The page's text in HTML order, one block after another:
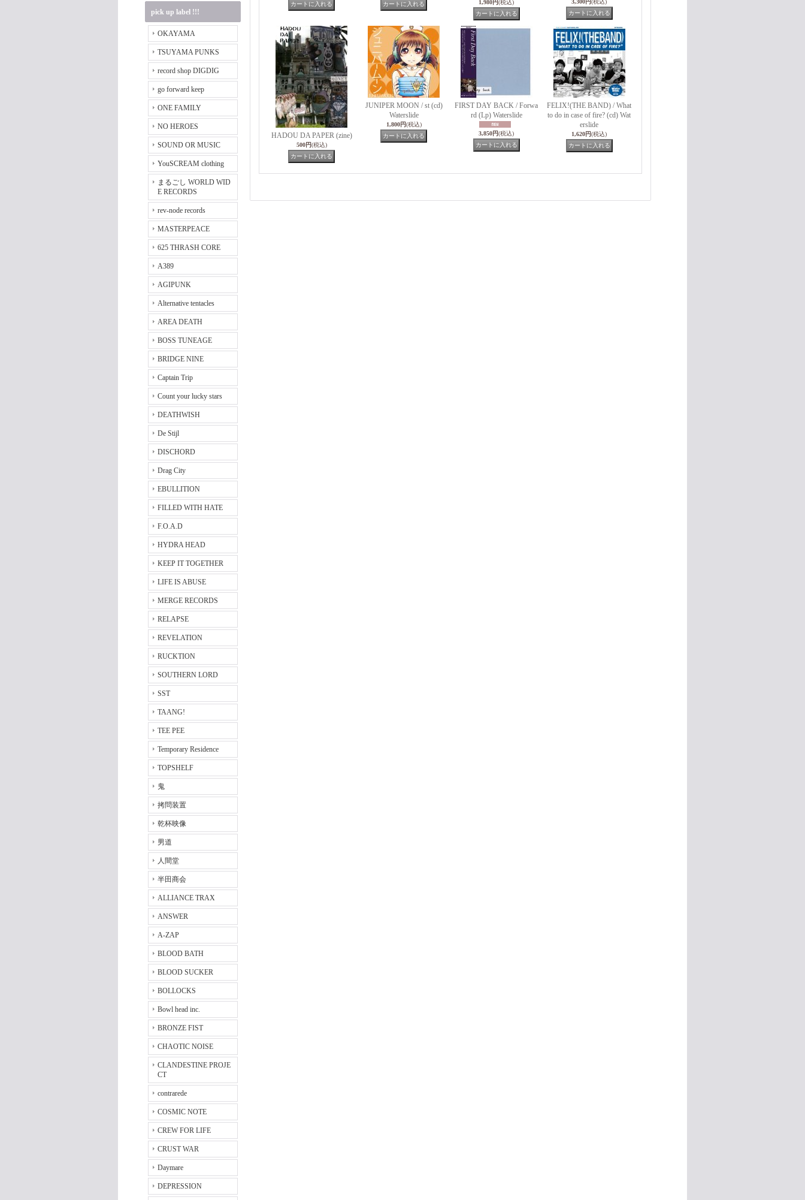
pick up label !!!
OKAYAMA
TSUYAMA PUNKS
record shop DIGDIG
go forward keep
ONE FAMILY
NO HEROES
SOUND OR MUSIC
YouSCREAM clothing
まるごし WORLD WID
E RECORDS
rev-node records
MASTERPEACE
625 THRASH CORE
A389
AGIPUNK
Alternative tentacles
AREA DEATH
BOSS TUNEAGE
BRIDGE NINE
Captain Trip
Count your lucky stars
DEATHWISH
De Stijl
DISCHORD
Drag City
EBULLITION
FILLED WITH HATE
F.O.A.D
HYDRA HEAD
KEEP IT TOGETHER
LIFE IS ABUSE
MERGE RECORDS
RELAPSE
REVELATION
RUCKTION
SOUTHERN LORD
SST
TAANG!
TEE PEE
Temporary Residence
TOPSHELF
鬼
拷問装置
乾杯映像
男道
人間堂
半田商会
ALLIANCE TRAX
ANSWER
A-ZAP
BLOOD BATH
BLOOD SUCKER
BOLLOCKS
Bowl head inc.
BRONZE FIST
CHAOTIC NOISE
CLANDESTINE PROJE
CT
contrarede
COSMIC NOTE
CREW FOR LIFE
CRUST WAR
Daymare
DEPRESSION
1,980円(税込) 3,300円(税込)
HADOU DA PAPER (zine)
500円(税込)
JUNIPER MOON / st (cd)
Waterslide
1,800円(税込)
FIRST DAY BACK / Forwa
rd (Lp) Waterslide
3,850円(税込)
FELIX!(THE BAND) / What
to do in case of fire? (cd) Wat
erslide
1,620円(税込)